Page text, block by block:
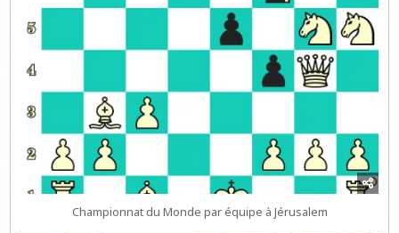
Championnat du Monde par équipe à Jérusalem